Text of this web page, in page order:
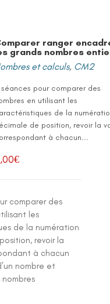
ranger
grands nombres
et calculs, CM2
pour comparer des
en utilisant les
de la
de position, revoir la
à chacun...
€
comparer des
les
de la numération
revoir la
à chacun
nombre et